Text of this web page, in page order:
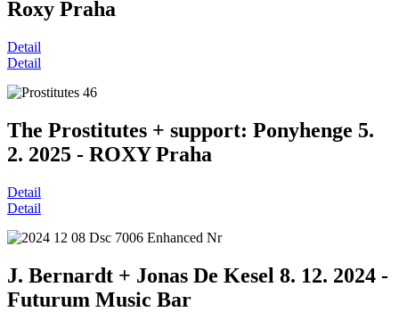
Roxy Praha
Detail
Detail
The Prostitutes + support: Ponyhenge 5.
2. 2025 - ROXY Praha
Detail
Detail
J. Bernardt + Jonas De Kesel 8. 12. 2024 -
Futurum Music Bar